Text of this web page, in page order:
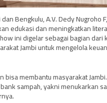
Bengkulu, A.V. Dedy Nugroho
edukasi dan meningkatkan
ini digelar sebagai bagian
Jambi untuk mengelola
bisa membantu masyarakat
sampah, yakni menukarkan